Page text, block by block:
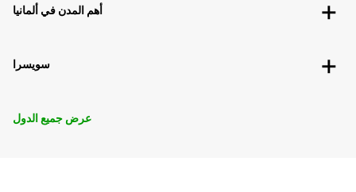
أهم المدن في ألمانيا
سويسرا
عرض جميع الدول